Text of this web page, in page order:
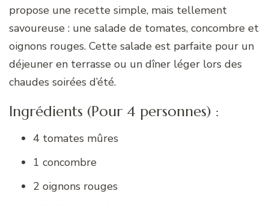
propose une recette simple, mais tellement
savoureuse : une salade de tomates, concombre et
oignons rouges. Cette salade est parfaite pour un
déjeuner en terrasse ou un dîner léger lors des
chaudes soirées d’été.
Ingrédients (Pour 4 personnes) :
4 tomates mûres
1 concombre
2 oignons rouges